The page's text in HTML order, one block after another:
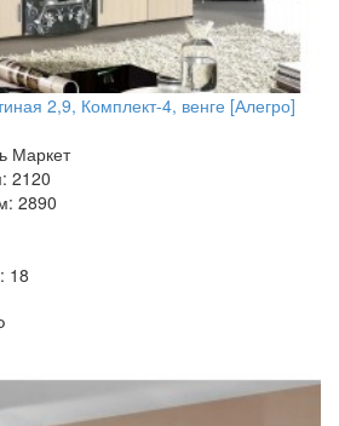
2,9, Комплект-4, венге [Алегро]
Маркет
2120
2890
18